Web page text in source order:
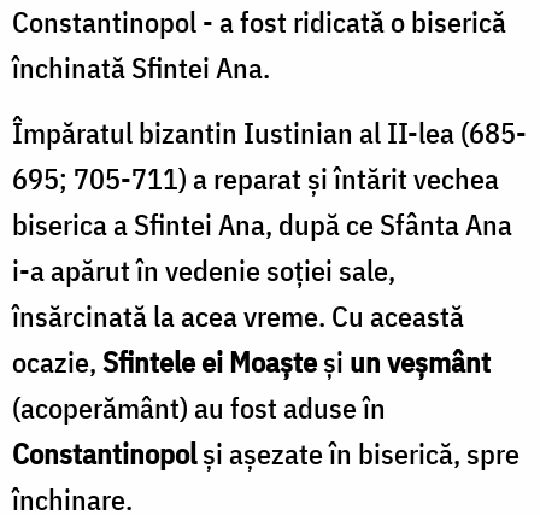
Constantinopol - a fost ridicată o biserică
închinată Sfintei Ana.
Împăratul bizantin Iustinian al II-lea (685-
695; 705-711) a reparat şi întărit vechea
biserica a Sfintei Ana, după ce Sfânta Ana
i-a apărut în vedenie soţiei sale,
însărcinată la acea vreme. Cu această
ocazie,Sfintele ei Moaşteşi un veșmânt
(acoperământ) au fost aduse în
Constantinopolşi aşezate în biserică, spre
închinare.